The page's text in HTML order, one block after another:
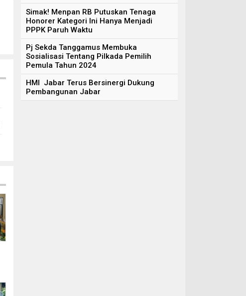
Simak! Menpan RB Putuskan Tenaga
Honorer Kategori Ini Hanya Menjadi
PPPK Paruh Waktu
Pj Sekda Tanggamus Membuka
Sosialisasi Tentang Pilkada Pemilih
Pemula Tahun 2024
HMI Jabar Terus Bersinergi Dukung
Pembangunan Jabar